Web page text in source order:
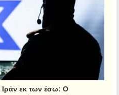
Ιράν εκ των έσω: Ο